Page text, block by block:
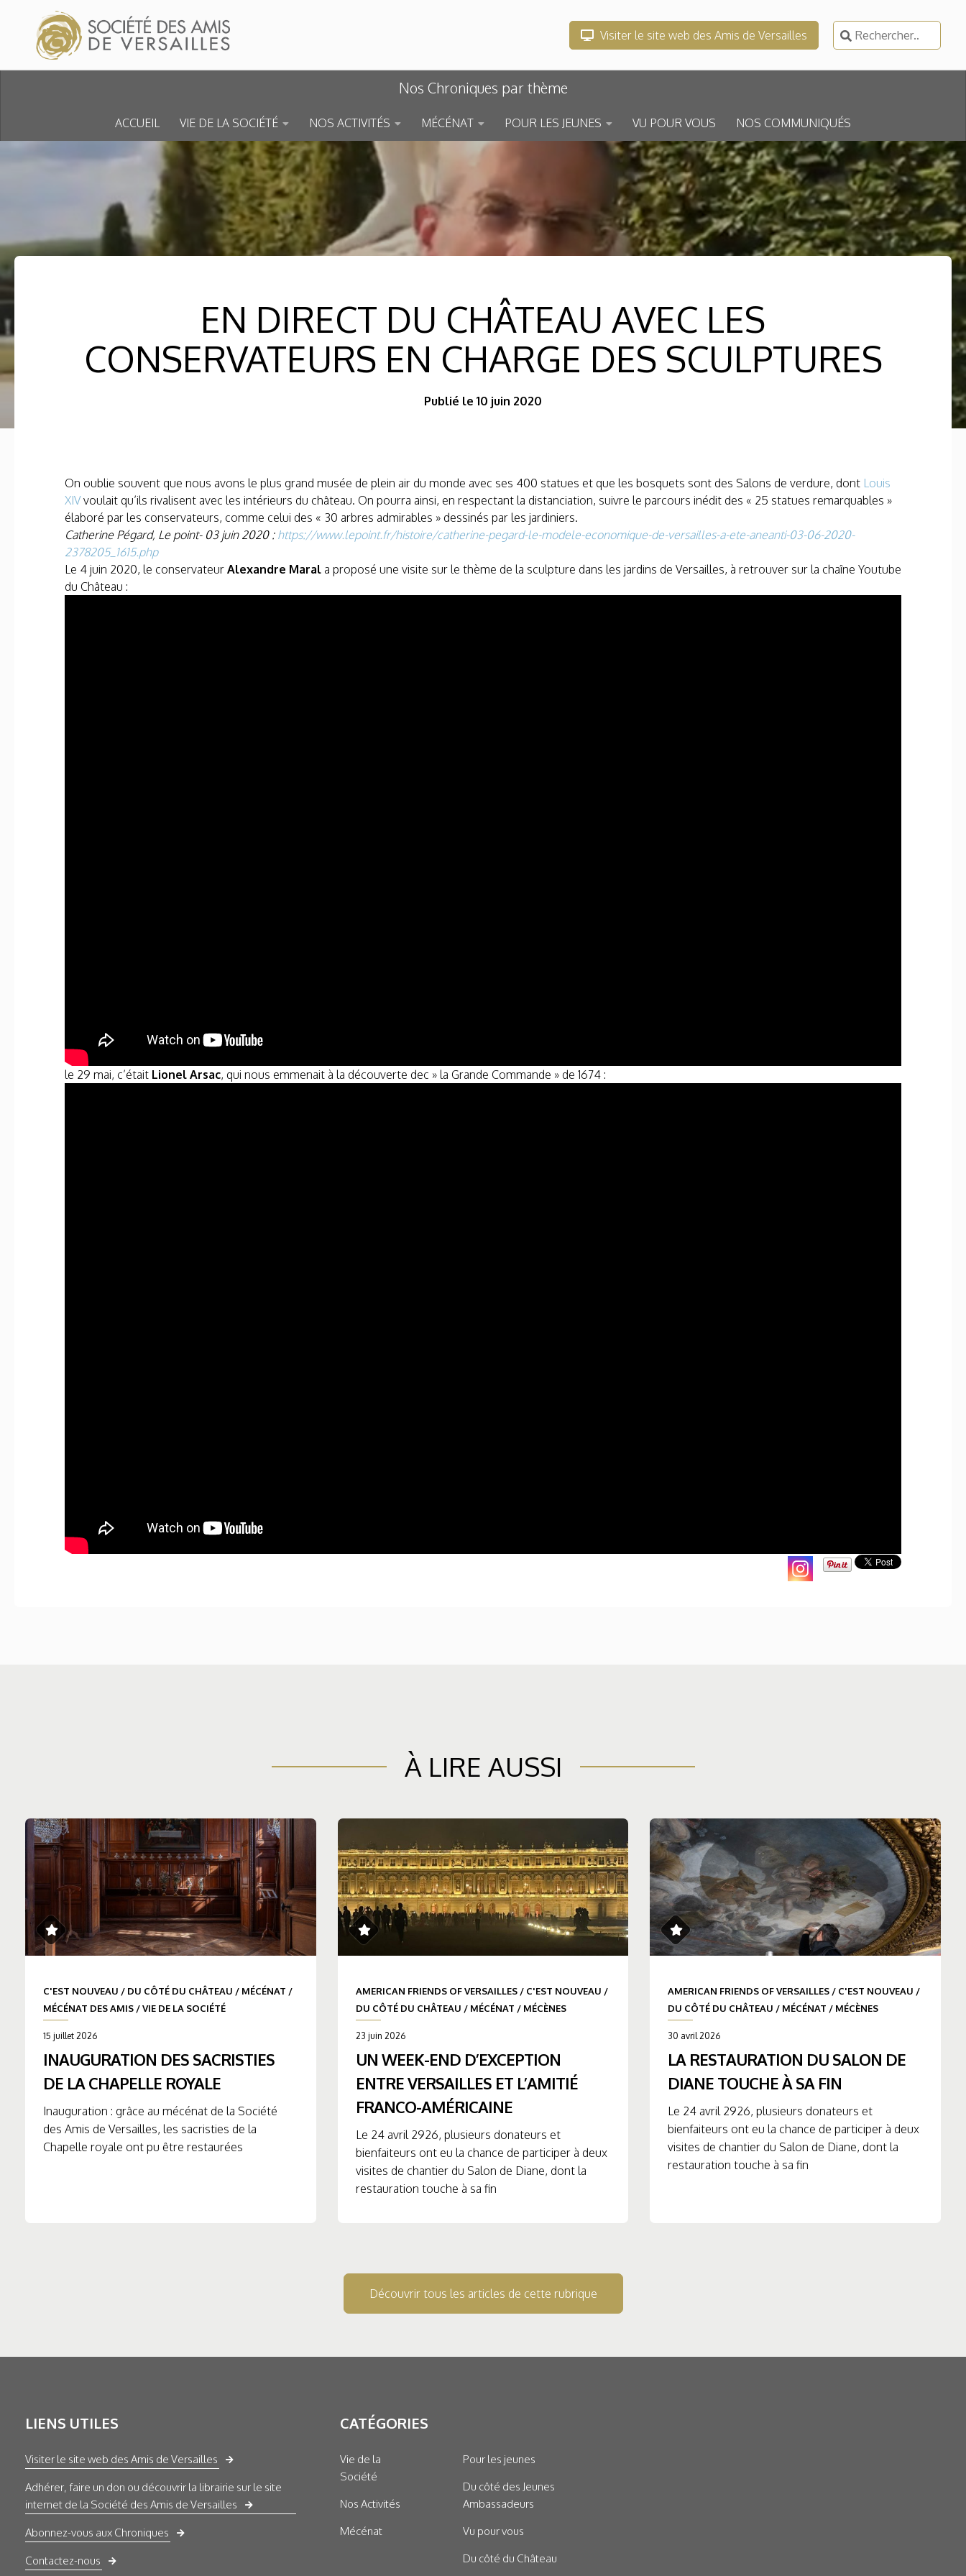
Skip to content
Visiter le site web des Amis de Versailles
Rechercher :
Nos Chroniques par thème
ACCUEIL VIE DE LA SOCIÉTÉ NOS ACTIVITÉS MÉCÉNAT POUR LES JEUNES VU POUR VOUS NOS COMMUNIQUÉS
EN DIRECT DU CHÂTEAU AVEC LES
CONSERVATEURS EN CHARGE DES SCULPTURES
Publié le 10 juin 2020
On oublie souvent que nous avons le plus grand musée de plein air du monde avec ses 400 statues et que les bosquets sont des Salons de verdure, dont Louis
XIVvoulait qu’ils rivalisent avec les intérieurs du château. On pourra ainsi, en respectant la distanciation, suivre le parcours inédit des « 25 statues remarquables »
élaboré par les conservateurs, comme celui des « 30 arbres admirables » dessinés par les jardiniers.
Catherine Pégard, Le point- 03 juin 2020 : https://www.lepoint.fr/histoire/catherine-pegard-le-modele-economique-de-versailles-a-ete-aneanti-03-06-2020-
2378205_1615.php
Le 4 juin 2020, le conservateur Alexandre Maral a proposé une visite sur le thème de la sculpture dans les jardins de Versailles, à retrouver sur la chaîne Youtube
du Château :
le 29 mai, c’était Lionel Arsac, qui nous emmenait à la découverte dec » la Grande Commande » de 1674 :
À LIRE AUSSI
C'EST NOUVEAU / DU CÔTÉ DU CHÂTEAU / MÉCÉNAT /
MÉCÉNAT DES AMIS /VIE DE LA SOCIÉTÉ
15 juillet 2026
INAUGURATION DES SACRISTIES
DE LA CHAPELLE ROYALE
Inauguration : grâce au mécénat de la Société
des Amis de Versailles, les sacristies de la
Chapelle royale ont pu être restaurées
AMERICAN FRIENDS OF VERSAILLES/ C'EST NOUVEAU /
DU CÔTÉ DU CHÂTEAU / MÉCÉNAT / MÉCÈNES
23 juin 2026
UN WEEK-END D’EXCEPTION
ENTRE VERSAILLES ET L’AMITIÉ
FRANCO-AMÉRICAINE
Le 24 avril 2926, plusieurs donateurs et
bienfaiteurs ont eu la chance de participer à deux
visites de chantier du Salon de Diane, dont la
restauration touche à sa fin
AMERICAN FRIENDS OF VERSAILLES / C'EST NOUVEAU /
DU CÔTÉ DU CHÂTEAU / MÉCÉNAT / MÉCÈNES
30 avril 2026
LA RESTAURATION DU SALON DE
DIANE TOUCHE À SA FIN
Le 24 avril 2926, plusieurs donateurs et
bienfaiteurs ont eu la chance de participer à deux
visites de chantier du Salon de Diane, dont la
restauration touche à sa fin
Découvrir tous les articles de cette rubrique
LIENS UTILES
Visiter le site web des Amis de Versailles
Adhérer, faire un don ou découvrir la librairie sur le site
internet de la Société des Amis de Versailles
Abonnez-vous aux Chroniques
Contactez-nous
CATÉGORIES
Vie de la
Société
Nos Activités
Mécénat
Pour les jeunes
Du côté des Jeunes
Ambassadeurs
Vu pour vous
Du côté du Château